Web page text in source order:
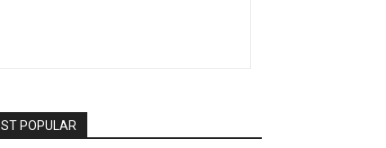
POPULAR